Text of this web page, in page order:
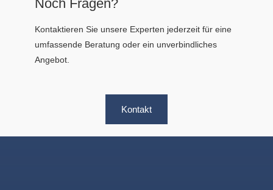
Noch Fragen?
Kontaktieren Sie unsere Experten jederzeit für eine
umfassende Beratung oder ein unverbindliches
Angebot.
Kontakt